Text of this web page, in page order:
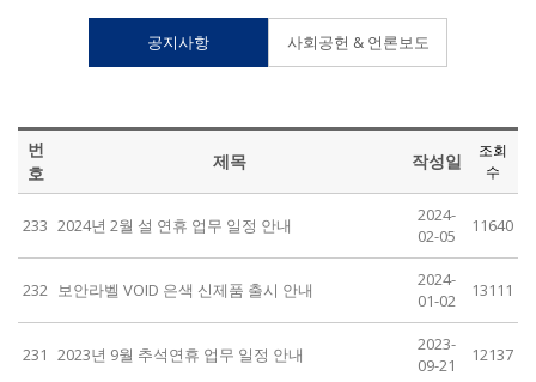
공지사항 사회공헌 & 언론보도
번
호
제목 작성일
조회
수
233 2024년 2월 설 연휴 업무 일정 안내
2024-
02-05
11640
232 보안라벨 VOID 은색 신제품 출시 안내
2024-
01-02
13111
231 2023년 9월 추석연휴 업무 일정 안내
2023-
09-21
12137